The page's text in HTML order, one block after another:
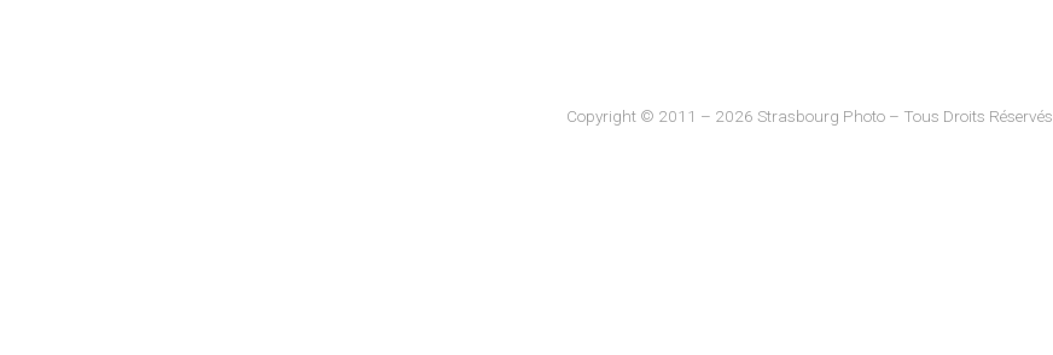
Copyright © 2011 – 2026 Strasbourg Photo – Tous Droits Réservés.